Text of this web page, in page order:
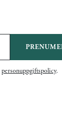
personuppgiftspolicy.